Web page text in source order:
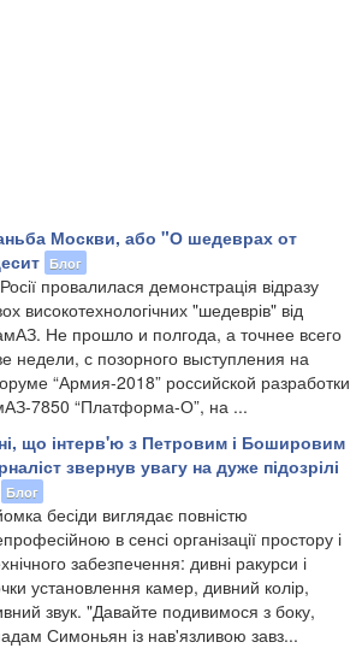
Москви, або "О шедеврах от
Блог
провалилася демонстрація відразу
високотехнологічних "шедеврів" від
Не прошло и полгода, а точнее всего
недели, с позорного выступления на
“Армия-2018” российской разработки
7850 “Платформа-О”, на ...
що інтерв'ю з Петровим і Бошировим
звернув увагу на дуже підозрілі
Блог
бесіди виглядає повністю
в сенсі організації простору і
забезпечення: дивні ракурси і
установлення камер, дивний колір,
звук. "Давайте подивимося з боку,
Симоньян із нав'язливою завз...